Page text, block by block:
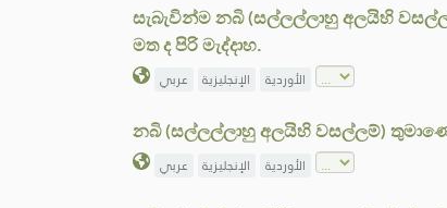
සැබැවින්ම නබි (සල්ලල්ලාහු අලයිහි
මත ද පිරි මැද්දාහ.
عربي الإنجليزية الأوردية
නබි (සල්ලල්ලාහු අලයිහි වසල්ලම්)
عربي الإنجليزية الأوردية